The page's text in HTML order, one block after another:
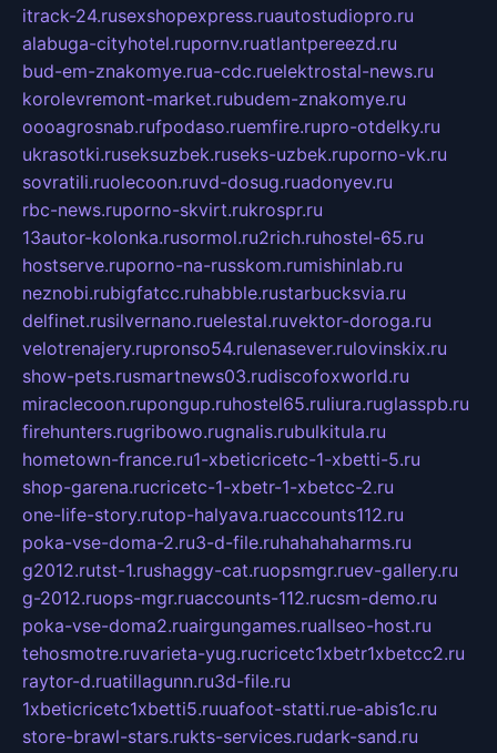
itrack-24.rusexshopexpress.ruautostudiopro.ru
alabuga-cityhotel.rupornv.ruatlantpereezd.ru
bud-em-znakomye.rua-cdc.ruelektrostal-news.ru
korolevremont-market.rubudem-znakomye.ru
oooagrosnab.rufpodaso.ruemfire.rupro-otdelky.ru
ukrasotki.ruseksuzbek.ruseks-uzbek.ruporno-vk.ru
sovratili.ruolecoon.ruvd-dosug.ruadonyev.ru
rbc-news.ruporno-skvirt.rukrospr.ru
13autor-kolonka.rusormol.ru2rich.ruhostel-65.ru
hostserve.ruporno-na-russkom.rumishinlab.ru
neznobi.rubigfatcc.ruhabble.rustarbucksvia.ru
delfinet.rusilvernano.ruelestal.ruvektor-doroga.ru
velotrenajery.rupronso54.rulenasever.rulovinskix.ru
show-pets.rusmartnews03.rudiscofoxworld.ru
miraclecoon.rupongup.ruhostel65.ruliura.ruglasspb.ru
firehunters.rugribowo.rugnalis.rubulkitula.ru
hometown-france.ru1-xbeticricetc-1-xbetti-5.ru
shop-garena.rucricetc-1-xbetr-1-xbetcc-2.ru
one-life-story.rutop-halyava.ruaccounts112.ru
poka-vse-doma-2.ru3-d-file.ruhahahaharms.ru
g2012.rutst-1.rushaggy-cat.ruopsmgr.ruev-gallery.ru
g-2012.ruops-mgr.ruaccounts-112.rucsm-demo.ru
poka-vse-doma2.ruairgungames.ruallseo-host.ru
tehosmotre.ruvarieta-yug.rucricetc1xbetr1xbetcc2.ru
raytor-d.ruatillagunn.ru3d-file.ru
1xbeticricetc1xbetti5.ruuafoot-statti.rue-abis1c.ru
store-brawl-stars.rukts-services.rudark-sand.ru